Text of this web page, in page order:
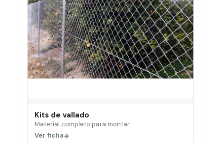
Kits de vallado
Material completo para montar.
Ver ficha